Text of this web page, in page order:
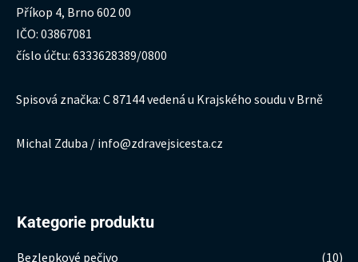
Příkop 4, Brno 602 00
IČO: 03867081
číslo účtu: 6333628389/0800
Spisová značka: C 87144 vedená u Krajského soudu v Brně
Michal Zduba / info@zdravejsicesta.cz
Kategorie produktu
Bezlepkové pečivo
(10)